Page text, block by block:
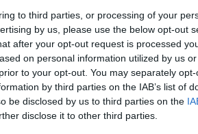
to third parties, or processing of your
by us, please use the below opt-out
after your opt-out request is processed
on personal information utilized by us
to your opt-out. You may separately
by third parties on the IAB’s list of
be disclosed by us to third parties on the
disclose it to other third parties.
grupių skaičius bus
Kretingos rajono savivaldybės
rekonstravimo ir plėtros
vaikams sudaryta